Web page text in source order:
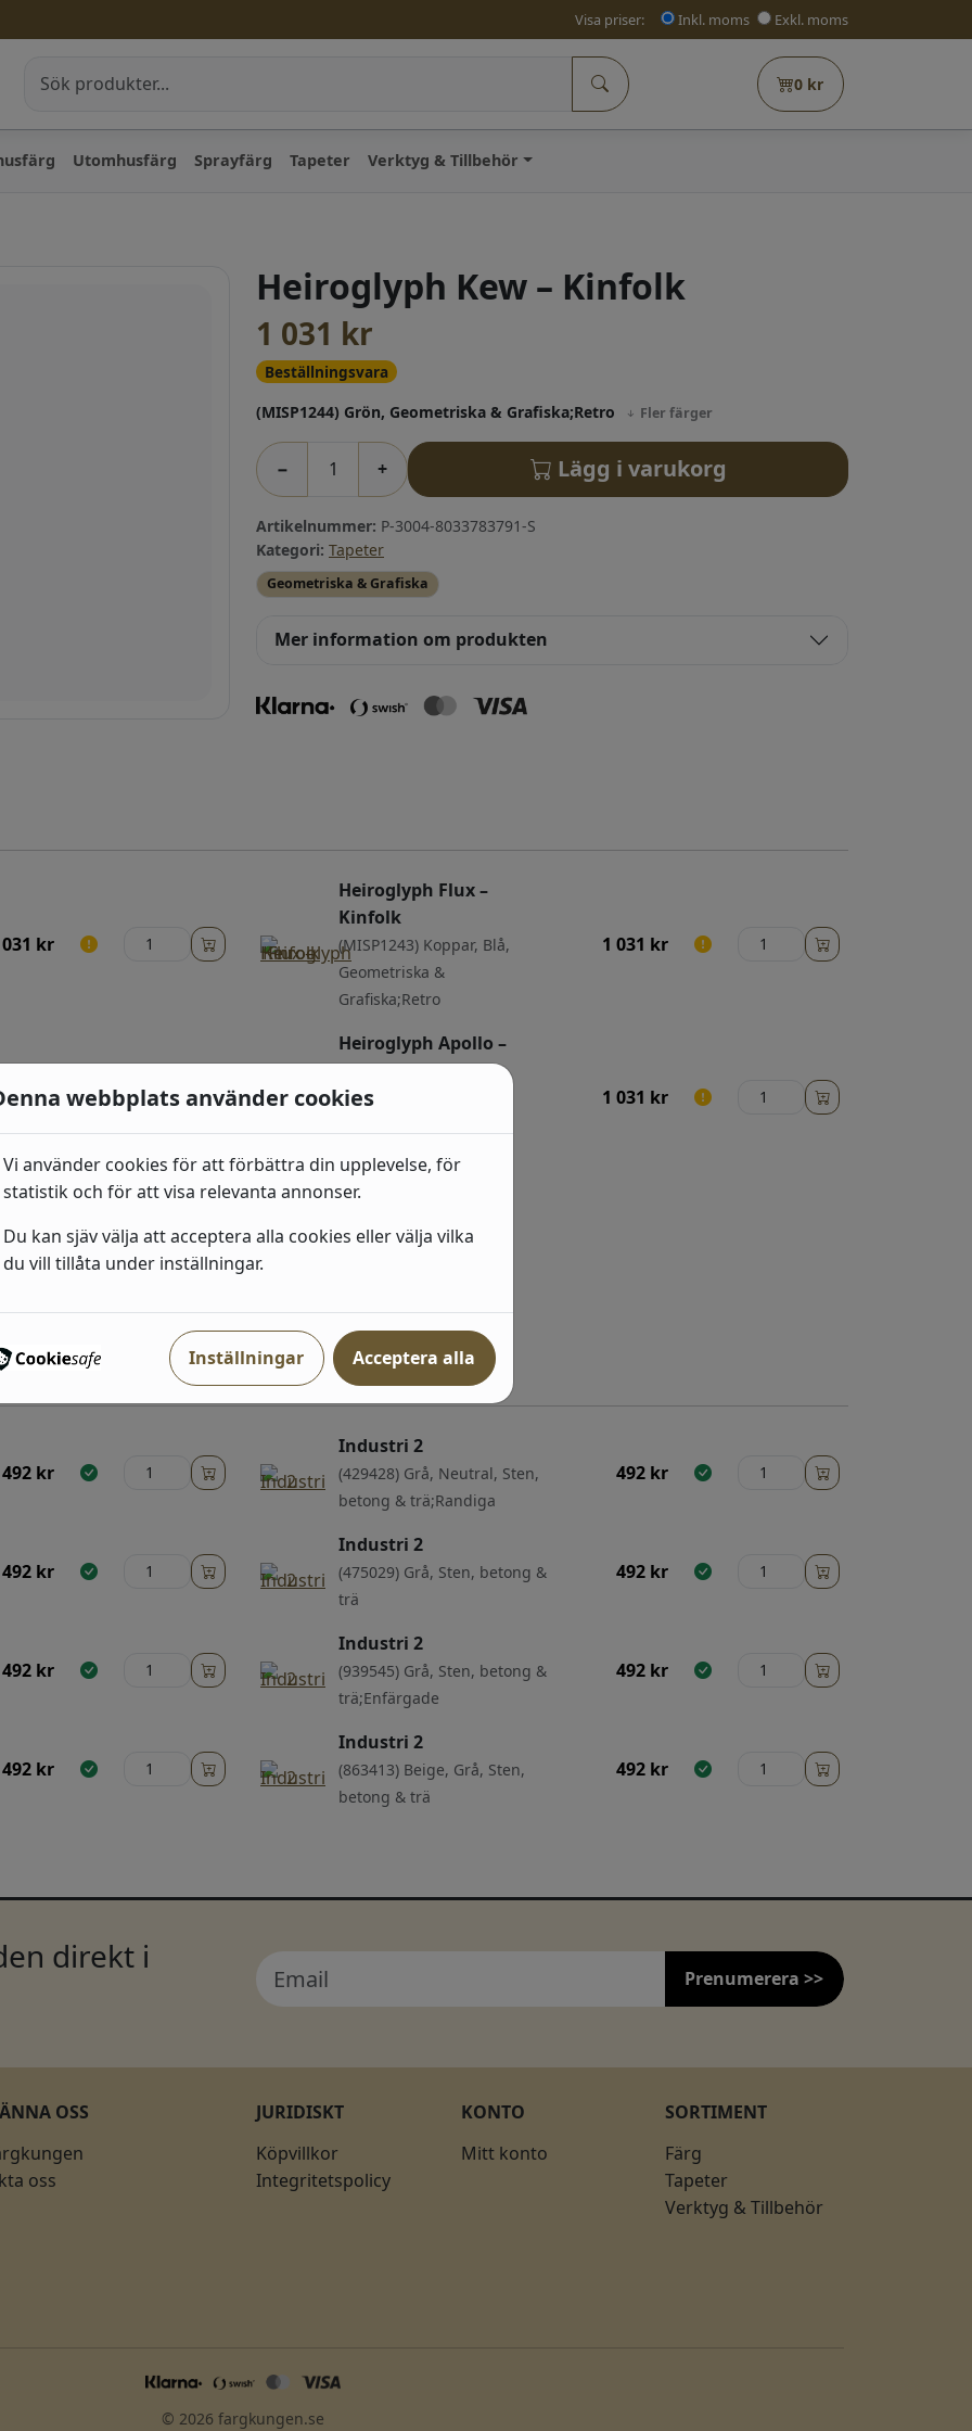
Visa priser: Inkl. moms Exkl. moms
0 kr
Utomhusfärg Sprayfärg Tapeter Verktyg & Tillbehör
Heiroglyph Kew – Kinfolk
1 031 kr
Beställningsvara
(MISP1244) Grön, Geometriska & Grafiska;Retro
Fler färger
− + Lägg i varukorg
Artikelnummer: P-3004-8033783791-S
Kategori: Tapeter
Geometriska & Grafiska
Mer information om produkten
kr
031kr
1 031kr
Heiroglyph Flux –
Kinfolk
(MISP1243) Koppar, Blå,
Geometriska &
Grafiska;Retro
1 031 kr
Heiroglyph Apollo –
Kinfolk
(MISP1246) Koppar,
1 031 kr
492 kr
492 kr
492 kr
492 kr
Industri 2
(429428) Grå, Neutral, Sten,
betong & trä;Randiga
492 kr
Industri 2
(475029) Grå, Sten, betong &
trä
492 kr
Industri 2
(939545) Grå, Sten, betong &
trä;Enfärgade
492 kr
Industri 2
(863413) Beige, Grå, Sten,
betong & trä
492 kr
direkt i
Prenumerera >>
OSS
oss
JURIDISKT
Köpvillkor
Integritetspolicy
KONTO
Mitt konto
SORTIMENT
Färg
Tapeter
Verktyg & Tillbehör
© 2026 fargkungen.se
webbplats använder cookies
Vi använder cookies för att förbättra din upplevelse, för
statistik och för att visa relevanta annonser.
Du kan sjäv välja att acceptera alla cookies eller välja vilka
du vill tillåta under inställningar.
Inställningar Acceptera alla